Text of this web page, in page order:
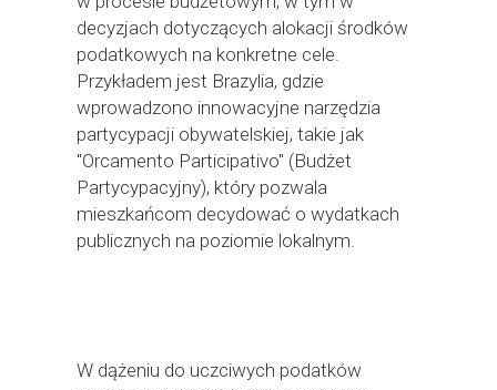
decyzjach dotyczących alokacji środków
podatkowych na konkretne cele.
Przykładem jest Brazylia, gdzie
wprowadzono innowacyjne narzędzia
partycypacji obywatelskiej, takie jak
"Orcamento Participativo" (Budżet
Partycypacyjny), który pozwala
mieszkańcom decydować o wydatkach
publicznych na poziomie lokalnym.
W dążeniu do uczciwych podatków